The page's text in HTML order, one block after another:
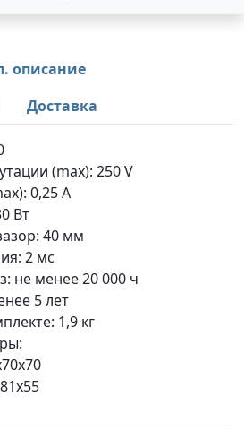
описание
Доставка
(max): 250 V
0,25 А
Вт
40 мм
2 мс
не менее 20 000 ч
5 лет
1,9 кг